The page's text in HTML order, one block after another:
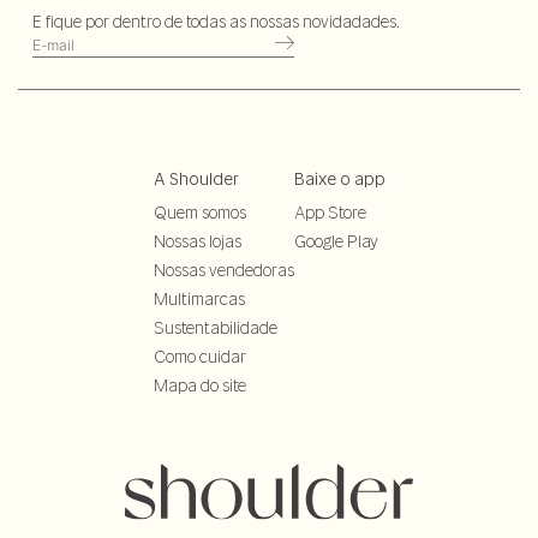
E fique por dentro de todas as nossas novidadades.
A Shoulder
Quem somos
Nossas lojas
Nossas vendedoras
Multimarcas
Sustentabilidade
Como cuidar
Mapa do site
Baixe o app
App Store
Google Play